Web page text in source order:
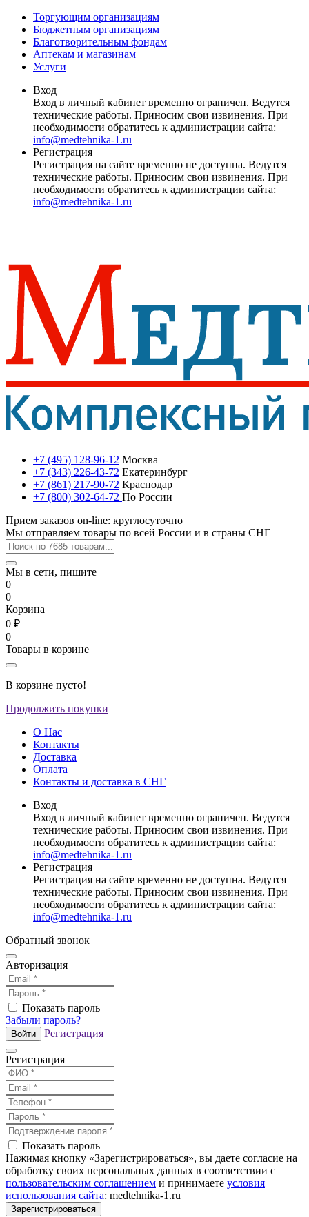
Торгующим организациям
Бюджетным организациям
Благотворительным фондам
Аптекам и магазинам
Услуги
Вход
Вход в личный кабинет временно ограничен. Ведутся
технические работы. Приносим свои извинения. При
необходимости обратитесь к администрации сайта:
info@medtehnika-1.ru
Регистрация
Регистрация на сайте временно не доступна. Ведутся
технические работы. Приносим свои извинения. При
необходимости обратитесь к администрации сайта:
info@medtehnika-1.ru
+7 (495) 128-96-12 Москва
+7 (343) 226-43-72 Екатеринбург
+7 (861) 217-90-72 Краснодар
+7 (800) 302-64-72 По России
Прием заказов on-line: круглосуточно
Мы отправляем товары по всей России и в страны СНГ
Мы в сети, пишите
0
0
Корзина
0 ₽
0
Товары в корзине
В корзине пусто!
Продолжить покупки
О Нас
Контакты
Доставка
Оплата
Контакты и доставка в СНГ
Вход
Вход в личный кабинет временно ограничен. Ведутся
технические работы. Приносим свои извинения. При
необходимости обратитесь к администрации сайта:
info@medtehnika-1.ru
Регистрация
Регистрация на сайте временно не доступна. Ведутся
технические работы. Приносим свои извинения. При
необходимости обратитесь к администрации сайта:
info@medtehnika-1.ru
Обратный звонок
Авторизация
Показать пароль
Забыли пароль?
Войти Регистрация
Регистрация
Показать пароль
Нажимая кнопку «Зарегистрироваться», вы даете согласие на
обработку своих персональных данных в соответствии с
пользовательским соглашением и принимаете условия
использования сайта: medtehnika-1.ru
Зарегистрироваться